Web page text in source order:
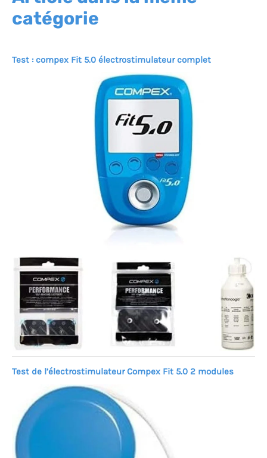
catégorie
Test : compex Fit 5.0 électrostimulateur complet
Test de l’électrostimulateur Compex Fit 5.0 2 modules